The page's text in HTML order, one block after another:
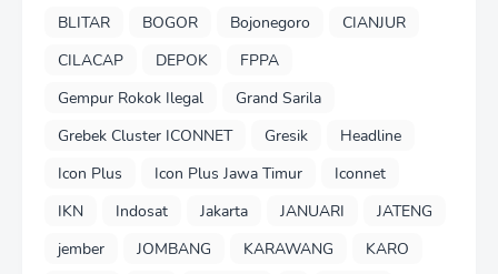
BLITAR
BOGOR Bojonegoro
CIANJUR
CILACAP
DEPOK
FPPA
Gempur Rokok Ilegal
Grand Sarila
Grebek Cluster ICONNET
Gresik
Headline
Icon Plus
Icon Plus Jawa Timur
Iconnet
IKN
Indosat Jakarta JANUARI
JATENG
jember
JOMBANG KARAWANG
KARO